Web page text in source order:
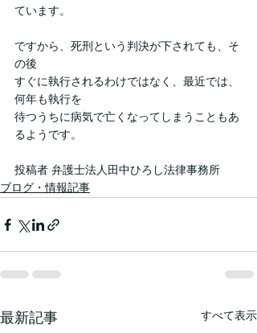
ています。
ですから、死刑という判決が下されても、そ
の後
すぐに執行されるわけではなく、最近では、
何年も執行を
待つうちに病気で亡くなってしまうこともあ
るようです。
投稿者 弁護士法人田中ひろし法律事務所
ブログ・情報記事
最新記事 すべて表示